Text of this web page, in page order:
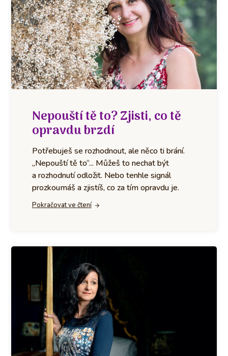
Nepouští tě to? Zjisti, co tě
opravdu brzdí
Potřebuješ se rozhodnout, ale něco ti brání.
„Nepouští tě to“... Můžeš to nechat být
a rozhodnutí odložit. Nebo tenhle signál
prozkoumáš a zjistíš, co za tím opravdu je.
Pokračovat ve čtení